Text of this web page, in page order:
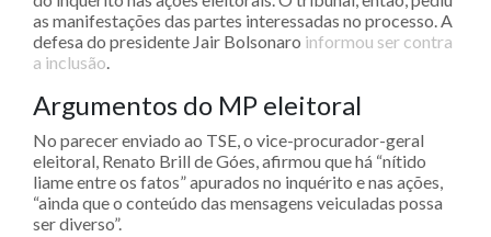
as manifestações das partes interessadas no processo. A
defesa do presidente Jair Bolsonaro informou ser contra
a inclusão
Argumentos do MP eleitoral
No parecer enviado ao TSE, o vice-procurador-geral
eleitoral, Renato Brill de Góes, afirmou que há “nítido
liame entre os fatos” apurados no inquérito e nas ações,
“ainda que o conteúdo das mensagens veiculadas possa
ser diverso”.